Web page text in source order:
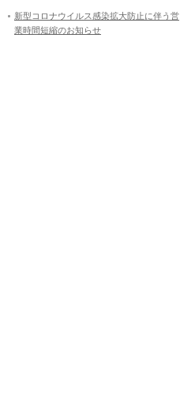
新型コロナウイルス感染拡大防止に伴う営
業時間短縮のお知らせ